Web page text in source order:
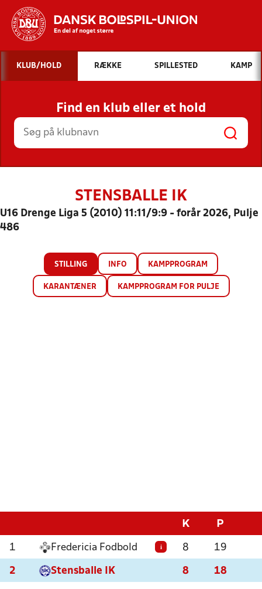
Hvad vil du søge efter?
INDHOLD OG NYHEDER
STILLINGER, RESULTATER, KLUBBER OG
HOLD
KLUB/HOLD RÆKKE SPILLESTED KAMP
Find en klub eller et hold
STENSBALLE IK
U16 Drenge Liga 5 (2010) 11:11/9:9 - forår 2026, Pulje
486
STILLING INFO KAMPPROGRAM
KARANTÆNER KAMPPROGRAM FOR PULJE
K P
1 Fredericia Fodbold i 8 19
2 Stensballe IK 8 18